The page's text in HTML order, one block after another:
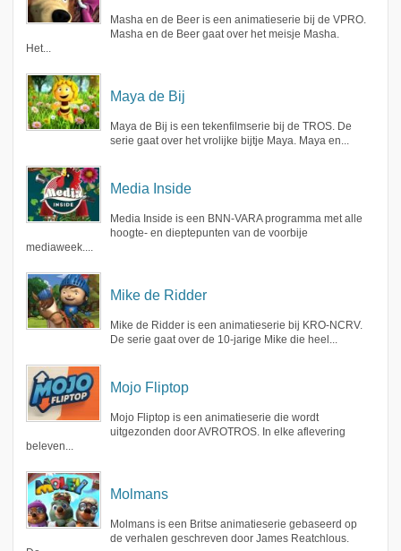
Masha en de Beer is een animatieserie bij de VPRO.
Masha en de Beer gaat over het meisje Masha.
Het...
Maya de Bij
Maya de Bij is een tekenfilmserie bij de TROS. De
serie gaat over het vrolijke bijtje Maya. Maya en...
Media Inside
Media Inside is een BNN-VARA programma met alle
hoogte- en dieptepunten van de voorbije
mediaweek....
Mike de Ridder
Mike de Ridder is een animatieserie bij KRO-NCRV.
De serie gaat over de 10-jarige Mike die heel...
Mojo Fliptop
Mojo Fliptop is een animatieserie die wordt
uitgezonden door AVROTROS. In elke aflevering
beleven...
Molmans
Molmans is een Britse animatieserie gebaseerd op
de verhalen geschreven door James Reatchlous.